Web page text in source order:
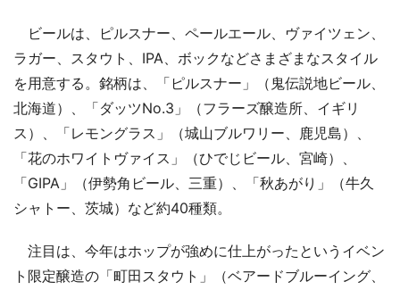
ビールは、ピルスナー、ペールエール、ヴァイツェン、
ラガー、スタウト、IPA、ボックなどさまざまなスタイル
を用意する。銘柄は、「ピルスナー」（鬼伝説地ビール、
北海道）、「ダッツNo.3」（フラーズ醸造所、イギリ
ス）、「レモングラス」（城山ブルワリー、鹿児島）、
「花のホワイトヴァイス」（ひでじビール、宮崎）、
「GIPA」（伊勢角ビール、三重）、「秋あがり」（牛久
シャトー、茨城）など約40種類。
注目は、今年はホップが強めに仕上がったというイベン
ト限定醸造の「町田スタウト」（ベアードブルーイング、